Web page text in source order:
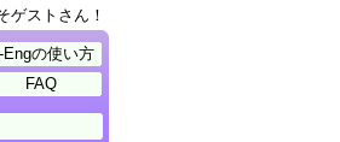
ゲストさん！
Engの使い方
FAQ